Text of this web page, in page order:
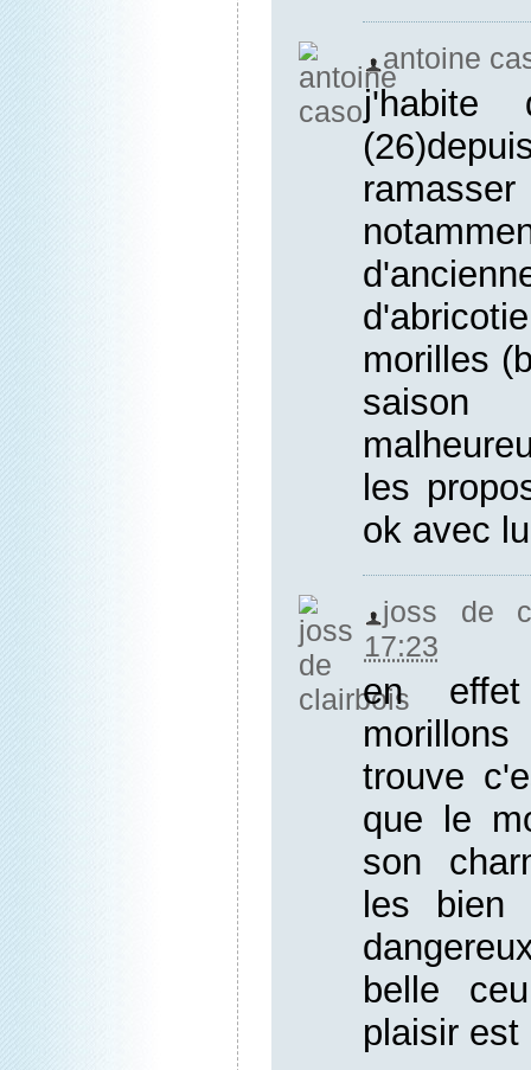
antoine
j'habite
morilles
les
ok avec
joss de
17:23
en
trouve
que le
son
les bien
belle
plaisir est